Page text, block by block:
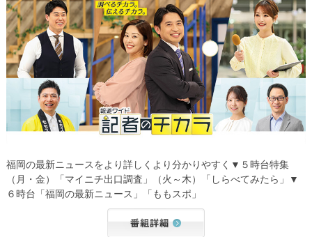
福岡の最新ニュースをより詳しくより分かりやすく▼５時台特集
（月・金）「マイニチ出口調査」（火～木）「しらべてみたら」▼
６時台「福岡の最新ニュース」「ももスポ」